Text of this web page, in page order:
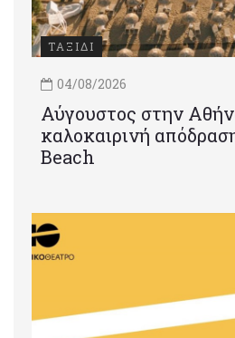
ΤΑΞΙΔΙ
04/08/2026
Αύγουστος στην
καλοκαιρινή
Beach